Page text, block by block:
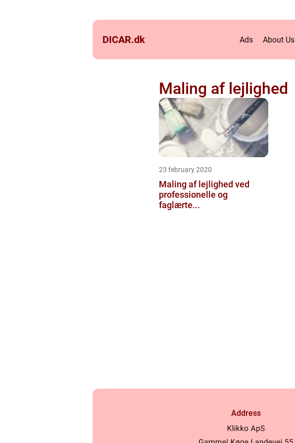
DICAR.dk Ads About Us
Maling af lejlighed
23 february 2020
Maling af lejlighed ved
professionelle og
faglærte...
Address